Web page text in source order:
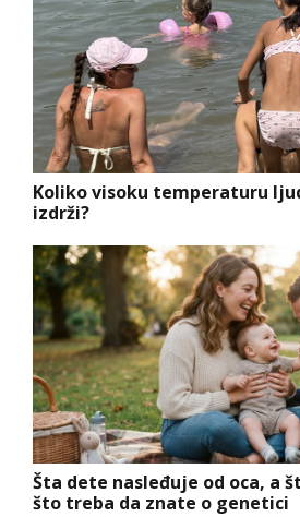
Koliko visoku temperaturu
izdrži?
Šta dete nasleđuje od oca, a
što treba da znate o genetici